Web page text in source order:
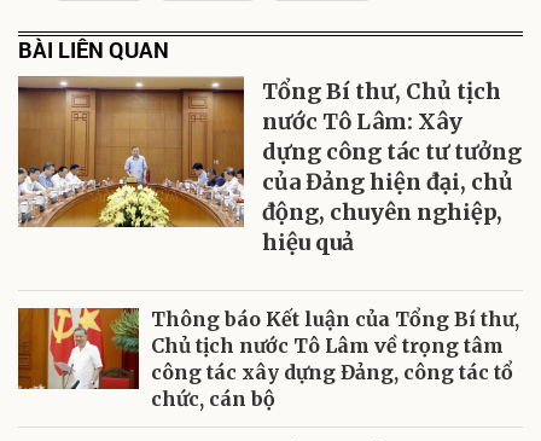
BÀI LIÊN QUAN
Tổng Bí thư, Chủ tịch
nước Tô Lâm: Xây
dựng công tác tư tưởng
của Đảng hiện đại, chủ
động, chuyên nghiệp,
hiệu quả
Thông báo Kết luận của Tổng Bí thư,
Chủ tịch nước Tô Lâm về trọng tâm
công tác xây dựng Đảng, công tác tổ
chức, cán bộ